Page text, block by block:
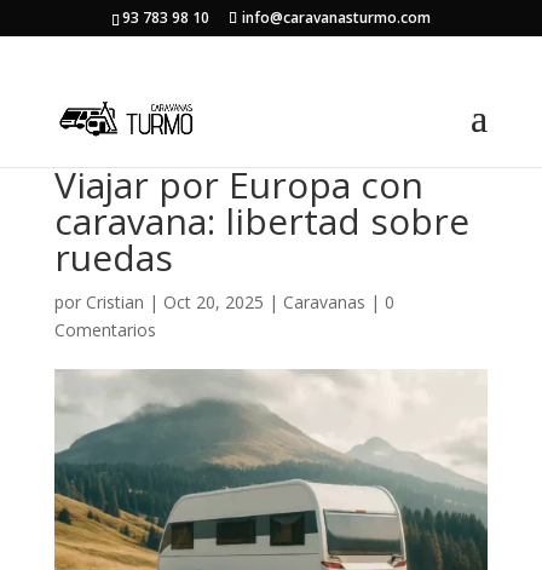
93 783 98 10 info@caravanasturmo.com
Viajar por Europa con
caravana: libertad sobre
ruedas
por Cristian | Oct 20, 2025 | Caravanas | 0
Comentarios